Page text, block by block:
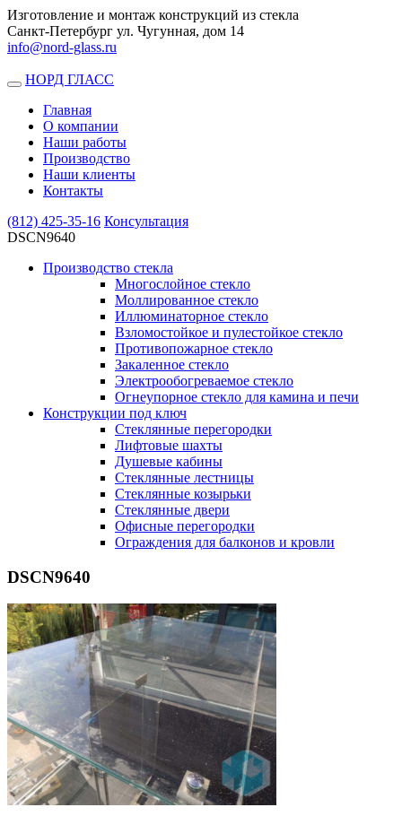
Изготовление и монтаж конструкций из стекла
Санкт-Петербург ул. Чугунная, дом 14
info@nord-glass.ru
Toggle
navigation
НОРД ГЛАСС
Главная
О компании
Наши работы
Производство
Наши клиенты
Контакты
(812) 425-35-16 Консультация
DSCN9640
Производство стекла
Многослойное стекло
Моллированное стекло
Иллюминаторное стекло
Взломостойкое и пулестойкое стекло
Противопожарное стекло
Закаленное стекло
Электрообогреваемое стекло
Огнеупорное стекло для камина и печи
Конструкции под ключ
Стеклянные перегородки
Лифтовые шахты
Душевые кабины
Cтеклянные лестницы
Cтеклянные козырьки
Cтеклянные двери
Офисные перегородки
Ограждения для балконов и кровли
DSCN9640